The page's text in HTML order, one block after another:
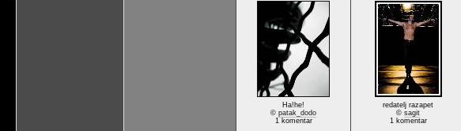
Ha!he!
©patak_dodo
1 komentar
redatelj razapet
©sagit
1 komentar